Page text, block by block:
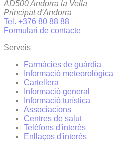
AD500 Andorra la Vella
Principat d'Andorra
Tel. +376 80 88 88
Formulari de contacte
Serveis
Farmàcies de guàrdia
Informació meteorològica
Cartellera
Informació general
Informació turística
Associacions
Centres de salut
Telèfons d'interès
Enllaços d'interés